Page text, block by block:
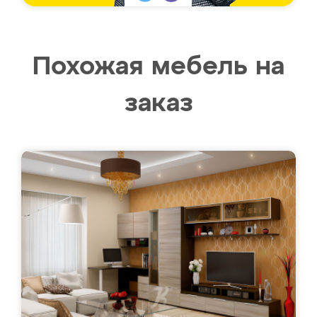
Похожая мебель на
заказ